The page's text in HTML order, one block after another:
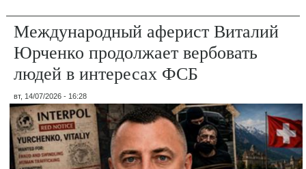
Международный аферист Виталий
Юрченко продолжает вербовать
людей в интересах ФСБ
вт, 14/07/2026 - 16:28